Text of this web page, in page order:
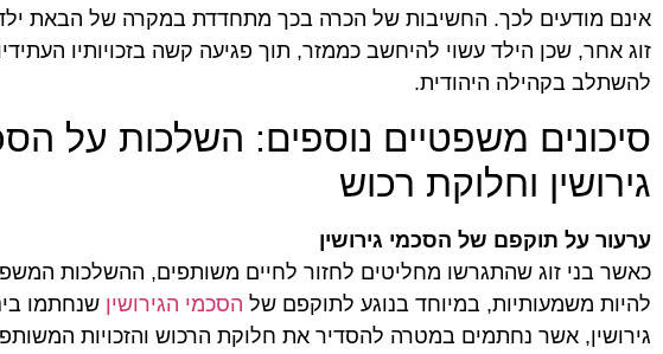
אינם מודעים לכך. החשיבות של הכרה בכך מתחדדת במקרה של הבאת
זוג אחר, שכן הילד עשוי להיחשב כממזר, תוך פגיעה קשה בזכויותיו
להשתלב בקהילה היהודית.
סיכונים משפטיים נוספים: השלכות על
גירושין וחלוקת רכוש
ערעור על תוקפם של הסכמי גירושין
כאשר בני זוג שהתגרשו מחליטים לחזור לחיים משותפים, ההשלכות
להיות משמעותיות, במיוחד בנוגע לתוקפם של הסכמי הגירושין שנחתמו
גירושין, אשר נחתמים במטרה להסדיר את חלוקת הרכוש והזכויות